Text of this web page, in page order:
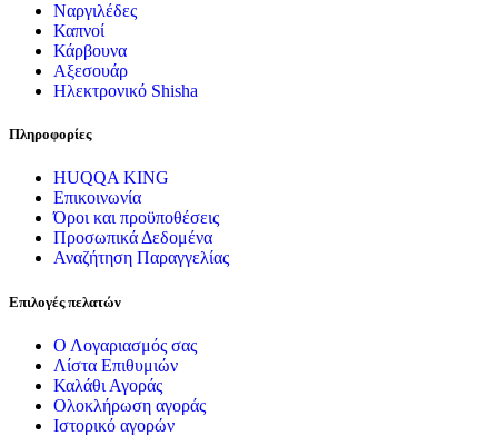
Ναργιλέδες
Καπνοί
Κάρβουνα
Αξεσουάρ
Ηλεκτρονικό Shisha
Πληροφορίες
HUQQA KING
Επικοινωνία
Όροι και προϋποθέσεις
Προσωπικά Δεδομένα
Αναζήτηση Παραγγελίας
Επιλογές πελατών
Ο Λογαριασμός σας
Λίστα Επιθυμιών
Καλάθι Αγοράς
Ολοκλήρωση αγοράς
Ιστορικό αγορών